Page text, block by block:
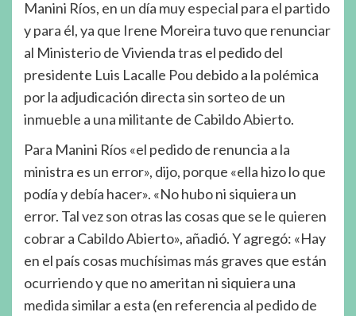
Manini Ríos, en un día muy especial para el partido
y para él, ya que Irene Moreira tuvo que renunciar
al Ministerio de Vivienda tras el pedido del
presidente Luis Lacalle Pou debido a la polémica
por la adjudicación directa sin sorteo de un
inmueble a una militante de Cabildo Abierto.
Para Manini Ríos «el pedido de renuncia a la
ministra es un error», dijo, porque «ella hizo lo que
podía y debía hacer». «No hubo ni siquiera un
error. Tal vez son otras las cosas que se le quieren
cobrar a Cabildo Abierto», añadió. Y agregó: «Hay
en el país cosas muchísimas más graves que están
ocurriendo y que no ameritan ni siquiera una
medida similar a esta (en referencia al pedido de